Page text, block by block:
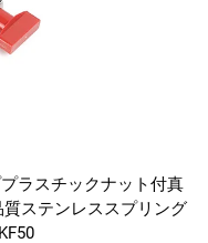
ラスチックナット付真
ステンレススプリング